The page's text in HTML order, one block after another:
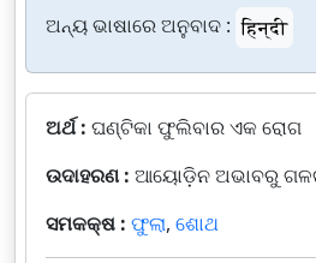
ଅନ୍ୟ ଭାଷାରେ ଅନୁବାଦ : हिन्दी
ଅର୍ଥ : ଘଣ୍ଟିକା ଫୁଲିବାର ଏକ ରୋଗ
ଉଦାହରଣ : ଆୟୋଡ଼ିନ ଅଭାବରୁ
ସମକକ୍ଷ : ଫୁଲା, ଶୋଥ